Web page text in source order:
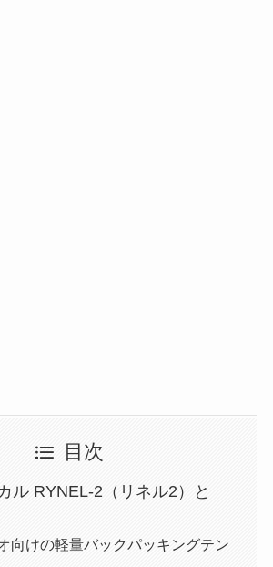
目次
ル RYNEL-2（リネル2）と
向けの軽量バックパッキングテン